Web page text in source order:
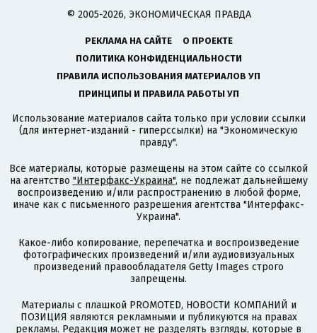
© 2005-2026, ЭКОНОМИЧЕСКАЯ ПРАВДА
РЕКЛАМА НА САЙТЕ
О ПРОЕКТЕ
ПОЛИТИКА КОНФИДЕНЦИАЛЬНОСТИ
ПРАВИЛА ИСПОЛЬЗОВАНИЯ МАТЕРИАЛОВ УП
ПРИНЦИПЫ И ПРАВИЛА РАБОТЫ УП
Использование материалов сайта только при условии ссылки
(для интернет-изданий - гиперссылки) на "Экономическую
правду".
Все материалы, которые размещены на этом сайте со ссылкой
на агентство "Интерфакс-Украина", не подлежат дальнейшему
воспроизведению и/или распространению в любой форме,
иначе как с письменного разрешения агентства "Интерфакс-
Украина".
Какое-либо копирование, перепечатка и воспроизведение
фотографических произведений и/или аудиовизуальных
произведений правообладателя Getty Images строго
запрещены.
Материалы с плашкой PROMOTED, НОВОСТИ КОМПАНИЙ и
ПОЗИЦИЯ являются рекламными и публикуются на правах
рекламы. Редакция может не разделять взгляды, которые в